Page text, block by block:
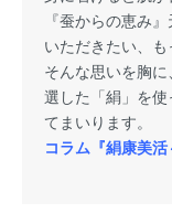
『蚕からの恵み
いただきたい、も
そんな思いを胸
選した「絹」を
てまいります。
コラム『絹康美